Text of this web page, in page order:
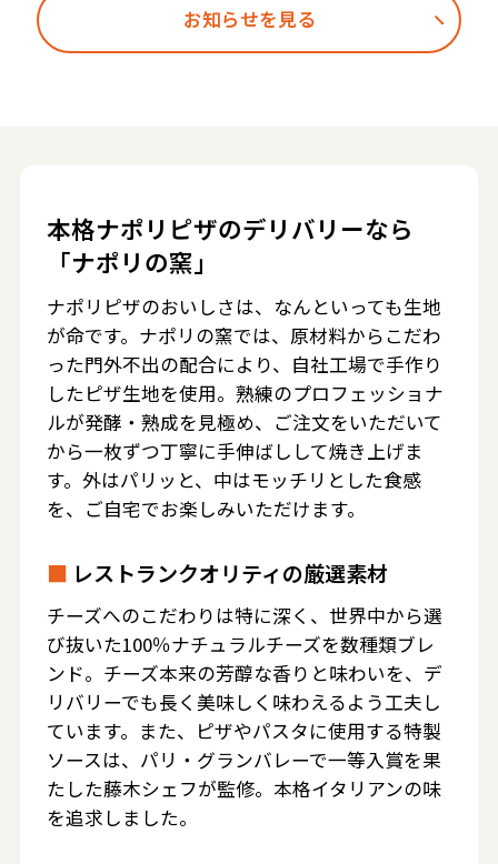
お知らせを見る
本格ナポリピザのデリバリーなら
「ナポリの窯」
ナポリピザのおいしさは、なんといっても生地
が命です。ナポリの窯では、原材料からこだわ
った門外不出の配合により、自社工場で手作り
したピザ生地を使用。熟練のプロフェッショナ
ルが発酵・熟成を見極め、ご注文をいただいて
から一枚ずつ丁寧に手伸ばしして焼き上げま
す。外はパリッと、中はモッチリとした食感
を、ご自宅でお楽しみいただけます。
■ レストランクオリティの厳選素材
チーズへのこだわりは特に深く、世界中から選
び抜いた100％ナチュラルチーズを数種類ブレ
ンド。チーズ本来の芳醇な香りと味わいを、デ
リバリーでも長く美味しく味わえるよう工夫し
ています。また、ピザやパスタに使用する特製
ソースは、パリ・グランバレーで一等入賞を果
たした藤木シェフが監修。本格イタリアンの味
を追求しました。